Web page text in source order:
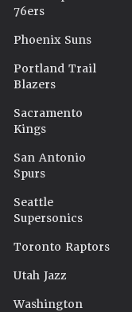
76ers
Phoenix Suns
Portland Trail
Blazers
Sacramento
Kings
San Antonio
Spurs
Seattle
Supersonics
Toronto Raptors
Utah Jazz
Washington